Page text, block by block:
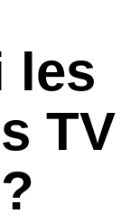
les
TV